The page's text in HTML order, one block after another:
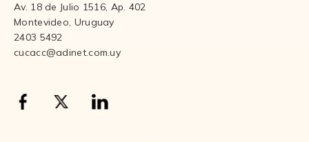
Av. 18 de Julio 1516, Ap. 402
Montevideo, Uruguay
2403 5492
cucacc@adinet.com.uy